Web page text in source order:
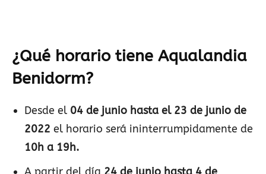
¿Qué horario tiene Aqualandia
Benidorm?
Desde el 04 de junio hasta el 23 de junio de
2022 el horario será ininterrumpidamente de
10h a 19h.